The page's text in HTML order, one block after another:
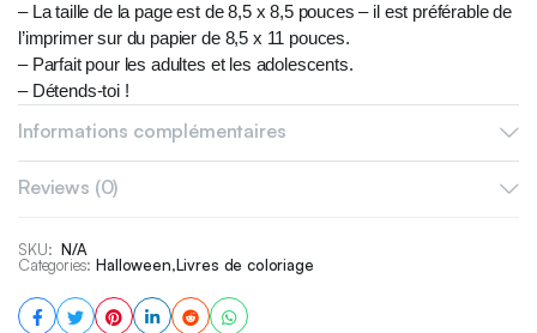
– La taille de la page est de 8,5 x 8,5 pouces – il est préférable de
l’imprimer sur du papier de 8,5 x 11 pouces.
– Parfait pour les adultes et les adolescents.
– Détends-toi !
**IMPORTANT**
– Il s’agit d’un livre électronique téléchargeable que tu peux
– Il n’y a pas de filigrane sur les fichiers téléchargeables.
– Utilisation PERSONNELLE/PRIVÉE SEULEMENT ! Aucune
utilisation commerciale n’est autorisée.
– Le livre est protégé par des droits d’auteur et il est interdit de le
Informations complémentaires
Reviews (0)
SKU: N/A
Categories: Halloween,Livres de coloriage